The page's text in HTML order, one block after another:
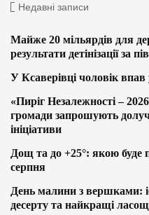
Недавні записи
Майже 20 мільярдів для
результати детінізації за
У Ксаверівці чоловік
«Пиріг Незалежності –
громади запрошують
ініціативи
Дощ та до +25°: якою буде
серпня
День малини з вершками:
десерту та найкращі